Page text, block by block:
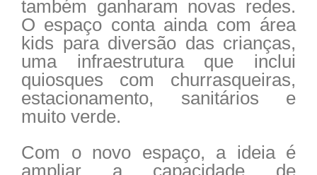
também ganharam novas redes.
O espaço conta ainda com área
kids para diversão das crianças,
uma infraestrutura que inclui
quiosques com churrasqueiras,
estacionamento, sanitários e
muito verde.
Com o novo espaço, a ideia é
ampliar a capacidade de